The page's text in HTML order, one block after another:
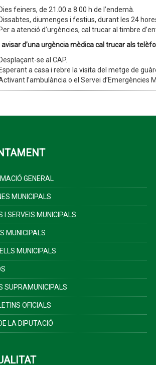
Dies feiners, de 21.00 a 8.00 h de l’endemà.
Dissabtes, diumenges i festius, durant les 24
Per a atenció d’urgències, cal trucar al timbre
avisar d’una urgència mèdica cal trucar als
Desplaçant-se al CAP.
Esperant a casa i rebre la visita del metge de
l’ambulància o el Servei d’Emergències
GENERAL
MUNICIPALS
I SERVEIS MUNICIPALS
MUNICIPALS
MUNICIPALS
SUPRAMUNICIPALS
OFICIALS
LA DIPUTACIÓ